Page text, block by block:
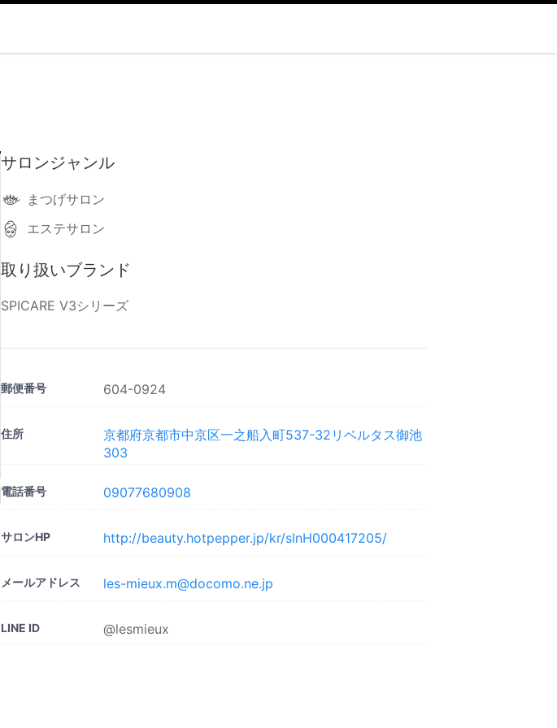
サロンジャンル
まつげサロン
エステサロン
取り扱いブランド
SPICARE V3シリーズ
郵便番号 604-0924
住所
京都府京都市中京区一之船入町537-32リベルタス御池
303
電話番号 09077680908
サロンHP http://beauty.hotpepper.jp/kr/slnH000417205/
メールアドレス les-mieux.m@docomo.ne.jp
LINE ID @lesmieux